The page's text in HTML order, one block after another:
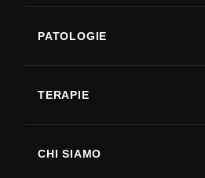
PATOLOGIE
Malattia di Parkinson
TERAPIE
CHI SIAMO